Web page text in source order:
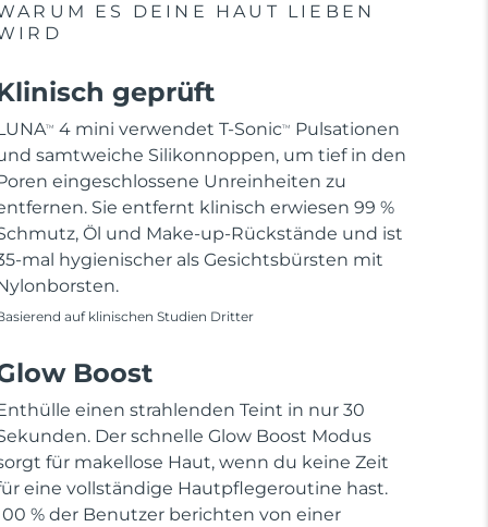
ES DEINE HAUT LIEBEN
geprüft
TM 4 mini verwendet T-SonicTM
Pulsationen
samtweiche Silikonnoppen, um tief in den
eingeschlossene Unreinheiten zu
Sie entfernt klinisch erwiesen 99 %
Öl und Make-up-Rückstände und ist
mal hygienischer als Gesichtsbürsten mit
auf klinischen Studien Dritter
Boost
einen strahlenden Teint in nur 30
Der schnelle Glow Boost Modus
für makellose Haut, wenn du keine Zeit
eine vollständige Hautpflegeroutine hast.
% der Benutzer berichten von einer